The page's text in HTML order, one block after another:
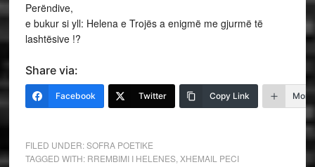
Perëndive,
e bukur si yll: Helena e Trojës a enigmë me gjurmë të
lashtësive !?
Share via:
Facebook Twitter Copy Link More
FILED UNDER:SOFRA POETIKE
TAGGED WITH: RREMBIMI I HELENES, XHEMAIL PECI